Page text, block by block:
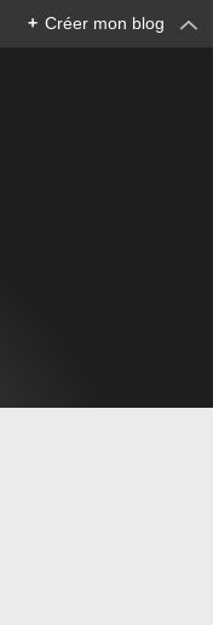
+ Créer mon blog